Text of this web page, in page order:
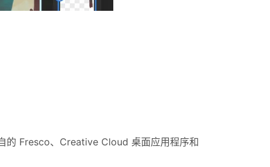
的 Fresco、Creative Cloud 桌面应用程序和